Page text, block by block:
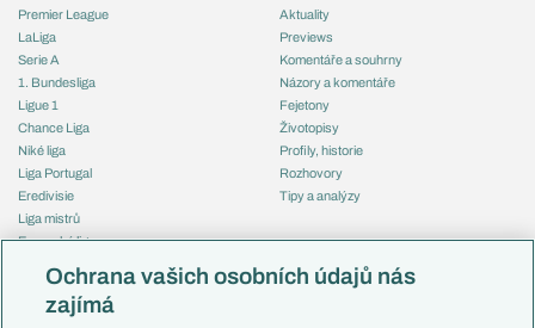
Premier League
LaLiga
Serie A
1. Bundesliga
Ligue 1
Chance Liga
Niké liga
Liga Portugal
Eredivisie
Liga mistrů
Evropská liga
Mistrovství světa
Liga národů
Aktuality
Previews
Komentáře a souhrny
Názory a komentáře
Fejetony
Životopisy
Profily, historie
Rozhovory
Tipy a analýzy
Česko
Ochrana vašich osobních údajů nás
zajímá